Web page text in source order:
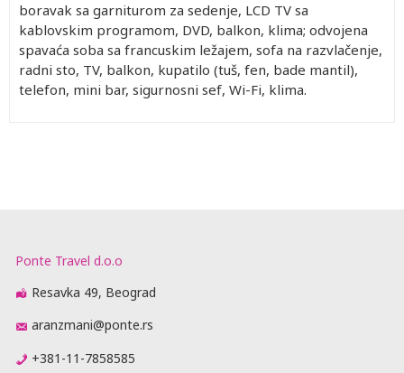
boravak sa garniturom za sedenje, LCD TV sa
kablovskim programom, DVD, balkon, klima; odvojena
spavaća soba sa francuskim ležajem, sofa na razvlačenje,
radni sto, TV, balkon, kupatilo (tuš, fen, bade mantil),
telefon, mini bar, sigurnosni sef, Wi-Fi, klima.
Ponte Travel d.o.o
Resavka 49, Beograd
aranzmani@ponte.rs
+381-11-7858585